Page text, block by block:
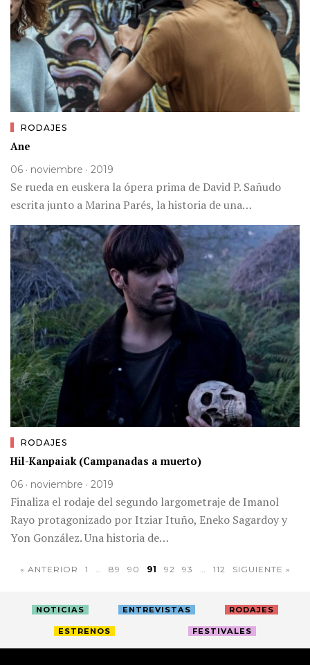
RODAJES
Ane
06 · noviembre · 2019
Se rueda en euskera la ópera prima de David P. Sañudo
escrita junto a Marina Parés, la historia de una…
RODAJES
Hil-Kanpaiak (Campanadas a muerto)
06 · noviembre · 2019
Finaliza el rodaje del segundo largometraje de Imanol
Rayo protagonizado por Itziar Ituño, Eneko Sagardoy y
Yon González. Una historia de…
« ANTERIOR 1 89 90 91 92 93 112 SIGUIENTE »
NOTICIAS ENTREVISTAS RODAJES
ESTRENOS FESTIVALES